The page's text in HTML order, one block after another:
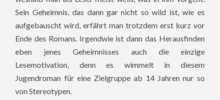
Sein Geheimnis, das dann gar nicht so wild ist, wie es
aufgebauscht wird, erfährt man trotzdem erst kurz vor
Ende des Romans. Irgendwie ist dann das Herausfinden
eben jenes Geheimnisses auch die einzige
Lesemotivation, denn es wimmelt in diesem
Jugendroman für eine Zielgruppe ab 14 Jahren nur so
von Stereotypen.